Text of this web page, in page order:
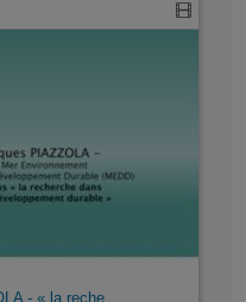
- « la reche…